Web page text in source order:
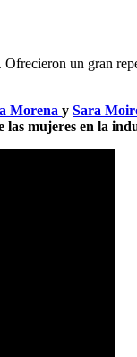
. Ofrecieron un gran
Morena y Sara
mujeres en la